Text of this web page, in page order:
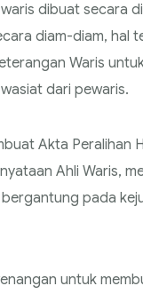
dibuat secara
diam-diam, hal
Waris
dari pewaris.
Akta Peralihan
Ahli Waris,
pada
untuk